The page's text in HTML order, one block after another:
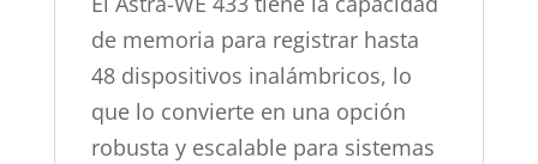
de memoria para registrar hasta
48 dispositivos inalámbricos, lo
que lo convierte en una opción
robusta y escalable para sistemas